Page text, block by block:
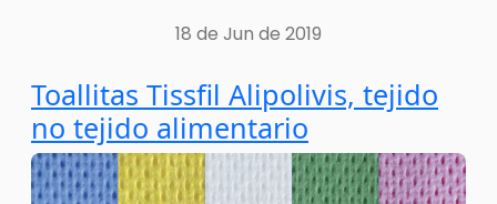
18 de Jun de 2019
Toallitas Tissfil Alipolivis, tejido
no tejido alimentario